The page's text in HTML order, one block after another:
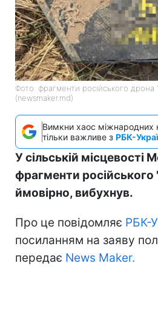
Фото: фрагменти російського
(newsmaker.md)
Вимкни хаос міжнародних
тільки важливе з РБК-
У сільській місцевості
фрагменти
ймовірно, вибухнув.
Про це повідомляє РБК-
посиланням на заяву
передає News Maker.